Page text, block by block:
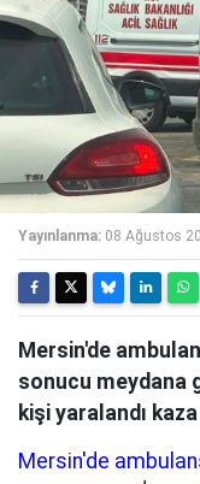
Yayınlanma: 08 Ağustos
Mersin'de
sonucu meydana
kişi yaralandı
Mersin'de